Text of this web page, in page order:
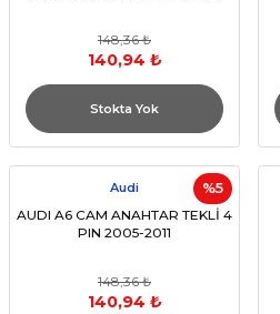
148,36 ₺
140,94 ₺
Stokta Yok
%5
Audi
AUDI A6 CAM ANAHTAR TEKLİ 4
PIN 2005-2011
148,36 ₺
140,94 ₺